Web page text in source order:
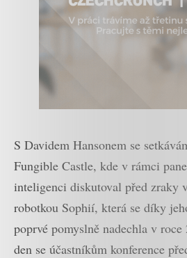
S Davidem Hansonem se
Fungible Castle, kde v rámci
inteligenci diskutoval před zraky
robotkou Sophií, která se díky
poprvé pomyslně nadechla v
den se účastníkům konference